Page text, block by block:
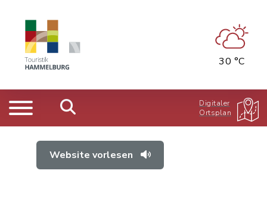
30 °C
Digitaler
Ortsplan
Website vorlesen